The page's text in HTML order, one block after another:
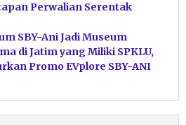
Perwalian Serentak
SBY-Ani Jadi Museum
di Jatim yang Miliki SPKLU,
Promo EVplore SBY-ANI